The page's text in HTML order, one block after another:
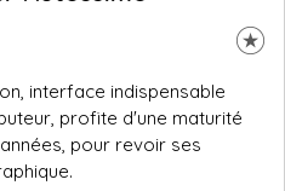
interface indispensable
profite d'une maturité
pour revoir ses